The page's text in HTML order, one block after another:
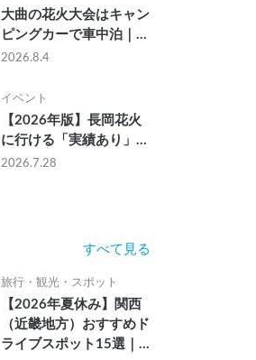
大曲の花火大会はキャン
ピングカーで車中泊｜宿
なし・渋滞なしで楽しむ
2026.8.4
イベント
【2026年版】長岡花火
に行ける「実績あり」の
キャンピングカー3選｜
2026.7.28
すべて見る
旅行・観光・スポット
【2026年夏休み】関西
（近畿地方）おすすめド
ライブスポット15選｜